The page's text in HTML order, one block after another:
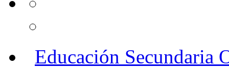
Educación Secundaria